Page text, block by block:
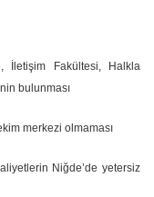
İletişim Fakültesi, Halkla
bulunması
merkezi olmaması
Niğde’de yetersiz